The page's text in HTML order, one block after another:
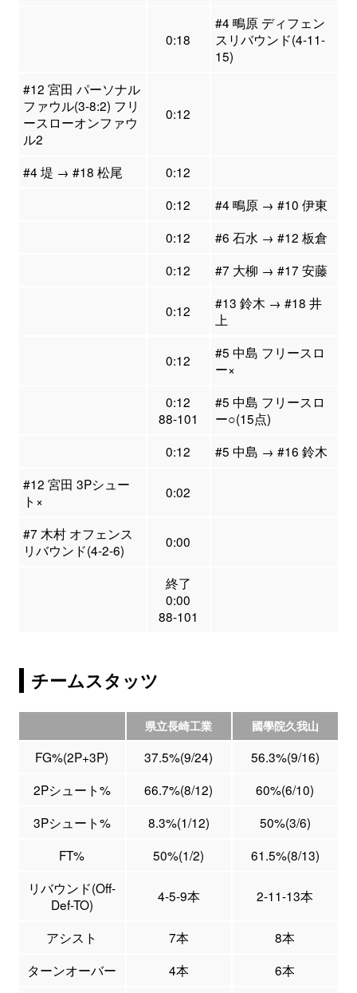
0:18
#4 鴫原 ディフェン
スリバウンド(4-11-
15)
#12 宮田 パーソナル
ファウル(3-8:2) フリ
ースローオンファウ
ル2
0:12
#4 堤 → #18 松尾
0:12
0:12
#4 鴫原 → #10 伊東
0:12
#6 石水 → #12 板倉
0:12
#7 大柳 → #17 安藤
0:12
#13 鈴木 → #18 井
上
0:12
#5 中島 フリースロ
ー×
0:12
88-101
#5 中島 フリースロ
ー○(15点)
0:12
#5 中島 → #16 鈴木
#12 宮田 3Pシュー
ト×
0:02
#7 木村 オフェンス
リバウンド(4-2-6)
0:00
終了
0:00
88-101
チームスタッツ
県立長崎工業 國學院久我山
FG%(2P+3P) 37.5%(9/24)
56.3%(9/16)
2Pシュート%
66.7%(8/12)
60%(6/10)
3Pシュート%
8.3%(1/12)
50%(3/6)
FT%
50%(1/2)
61.5%(8/13)
リバウンド(Off-
Def-TO)
4-5-9本 2-11-13本
アシスト 7本
8本
ターンオーバー
4本
6本